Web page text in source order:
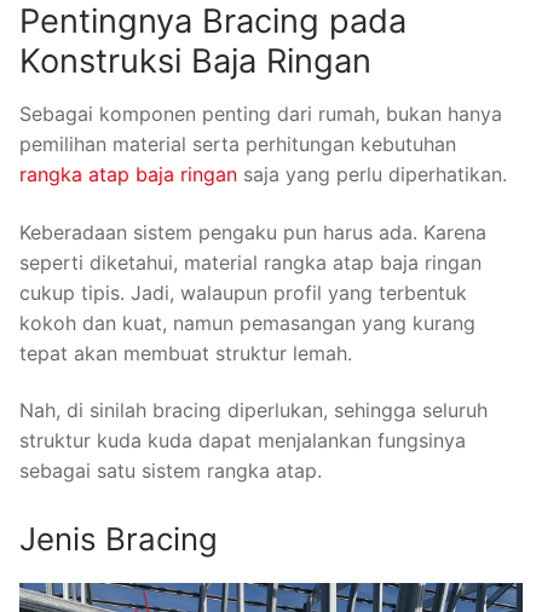
Pentingnya Bracing pada
Konstruksi Baja Ringan
Sebagai komponen penting dari rumah, bukan hanya
pemilihan material serta perhitungan kebutuhan
rangka atap baja ringan saja yang perlu diperhatikan.
Keberadaan sistem pengaku pun harus ada. Karena
seperti diketahui, material rangka atap baja ringan
cukup tipis. Jadi, walaupun profil yang terbentuk
kokoh dan kuat, namun pemasangan yang kurang
tepat akan membuat struktur lemah.
Nah, di sinilah bracing diperlukan, sehingga seluruh
struktur kuda kuda dapat menjalankan fungsinya
sebagai satu sistem rangka atap.
Jenis Bracing